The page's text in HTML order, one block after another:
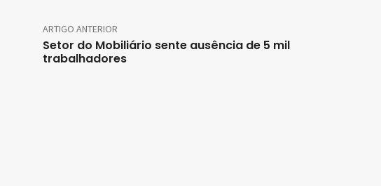
ARTIGO ANTERIOR
Setor do Mobiliário sente ausência de 5 mil
trabalhadores